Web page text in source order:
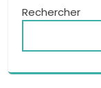
Rechercher